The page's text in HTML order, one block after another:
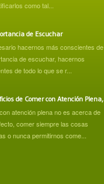
como tal...
de Escuchar
hacernos más conscientes de
de escuchar, hacernos
de todo lo que se r...
de Comer con Atención Plena,
atención plena no es acerca de
comer siempre las cosas
o nunca permitirnos come...